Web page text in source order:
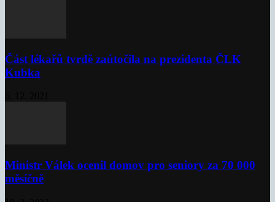
Část lékařů tvrdě zaútočila na prezidenta ČLK
Kubka
Ministr Válek ocenil domov pro seniory za 70 000
měsíčně